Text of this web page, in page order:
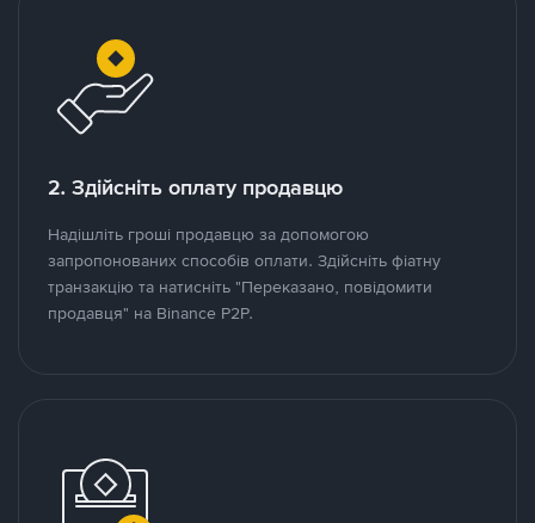
2. Здійсніть оплату продавцю
Надішліть гроші продавцю за допомогою
запропонованих способів оплати. Здійсніть фіатну
транзакцію та натисніть "Переказано, повідомити
продавця" на Binance P2P.